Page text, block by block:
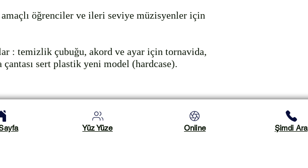
öğrenciler ve ileri seviye müzisyenler için
: temizlik çubuğu, akord ve ayar için tornavida,
çantası sert plastik yeni model (hardcase).
Yüz Yüze Online Şimdi Ara